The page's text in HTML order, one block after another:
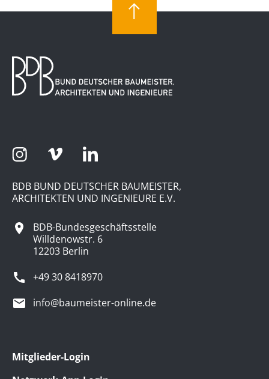
BDB BUND DEUTSCHER BAUMEISTER,
ARCHITEKTEN UND INGENIEURE E.V.
BDB-Bundesgeschäftsstelle
Willdenowstr. 6
12203 Berlin
+49 30 8418970
info@baumeister-online.de
Mitglieder-Login